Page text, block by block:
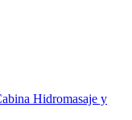
Hidromasaje y